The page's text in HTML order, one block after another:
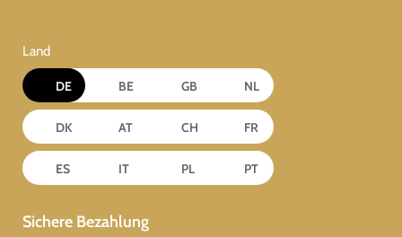
Land
DE BE GB NL
DK AT CH FR
ES IT PL PT
Sichere Bezahlung